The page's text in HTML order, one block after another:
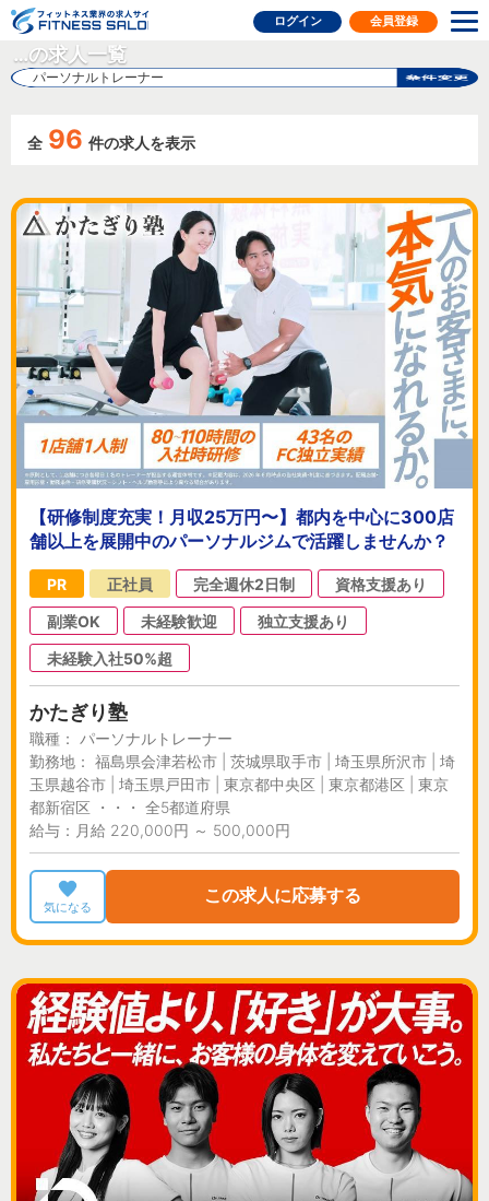
フィットネス業界の求人
ログイン 会員登録
…の求人一覧
パーソナルトレーナー
全 96 件の求人を表示
【研修制度充実！月収25万円〜】都内を中心に300店
舗以上を展開中のパーソナルジムで活躍しませんか？
PR 正社員 完全週休2日制
資格支援あり
副業OK
未経験歓迎
独立支援あり
未経験入社50%超
かたぎり塾
職種： パーソナルトレーナー
勤務地： 福島県会津若松市 | 茨城県取手市 | 埼玉県所沢市 | 埼
玉県越谷市 | 埼玉県戸田市 | 東京都中央区 | 東京都港区 | 東京
都新宿区 ・・・ 全5都道府県
給与：月給 220,000円 ～ 500,000円
気になる
この求人に応募する